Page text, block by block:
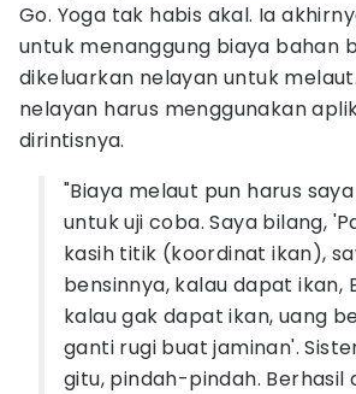
Go. Yoga tak habis akal. Ia
untuk menanggung biaya bahan
dikeluarkan nelayan untuk
nelayan harus menggunakan
dirintisnya.
"Biaya melaut pun harus
untuk uji coba. Saya bilang,
kasih titik (koordinat ikan),
bensinnya, kalau dapat ikan,
kalau gak dapat ikan, uang
ganti rugi buat jaminan'.
gitu, pindah-pindah. Berhasil